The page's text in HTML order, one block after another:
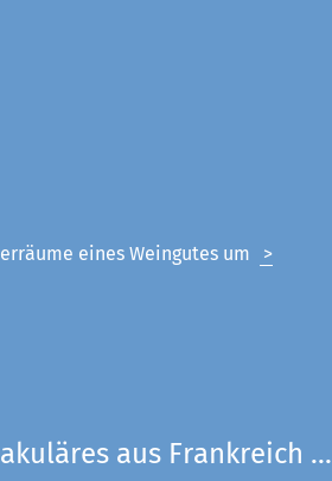
eines Weingutes um
>
aus Frankreich ...